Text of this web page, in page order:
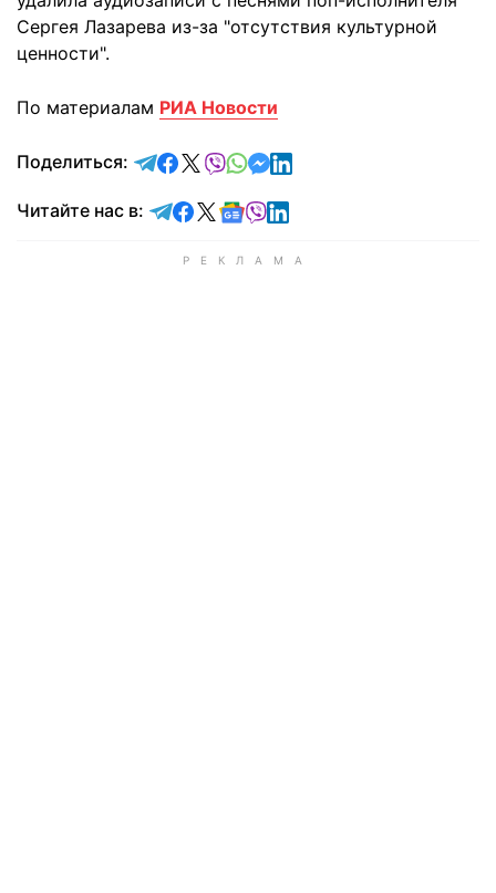
Сергея Лазарева из-за "отсутствия культурной
ценности".
По материалам РИА Новости
Поделиться: отправить в Telegram
поделиться в Facebook
поделиться в X
отправить в Viber
отправить в Whatsapp
отправить в Messenger
отправить в LinkedIn
Читайте нас в: Читайте в Telegram
Читайте в Facebook
Читайте в X
Читайте в Google news
Читайте в Viber
Читайте в LinkedIn